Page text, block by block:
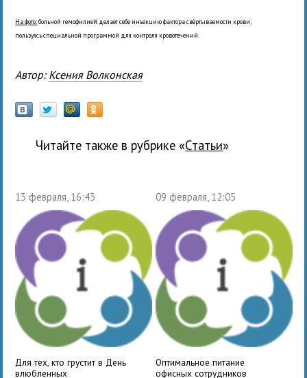
На фото:больной гемофилией делает себе инъекцию фактора свёртываемости крови,
пользуясь специальной программой для контроля кровотечений.
Автор: Ксения Волконская
Читайте также в рубрике « Статьи»
13 февраля, 16:43
Для тех, кто грустит в День
влюбленных
09 февраля, 12:05
Оптимальное питание
офисных сотрудников